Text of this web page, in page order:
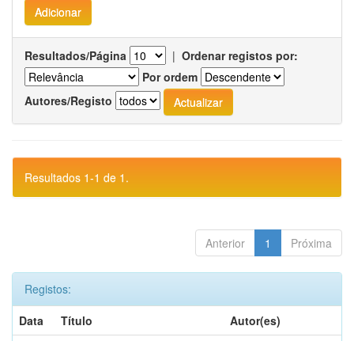
Resultados/Página | Ordenar registos por:
Por ordem
Autores/Registo
Resultados 1-1 de 1.
Anterior 1 Próxima
Registos:
Data
Título
Autor(es)